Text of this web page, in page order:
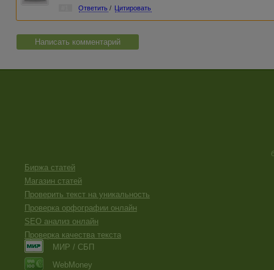
Ответить / Цитировать
Написать комментарий
Биржа статей
Магазин статей
Проверить текст на уникальность
Проверка орфографии онлайн
SEO анализ онлайн
Проверка качества текста
МИР / СБП
WebMoney